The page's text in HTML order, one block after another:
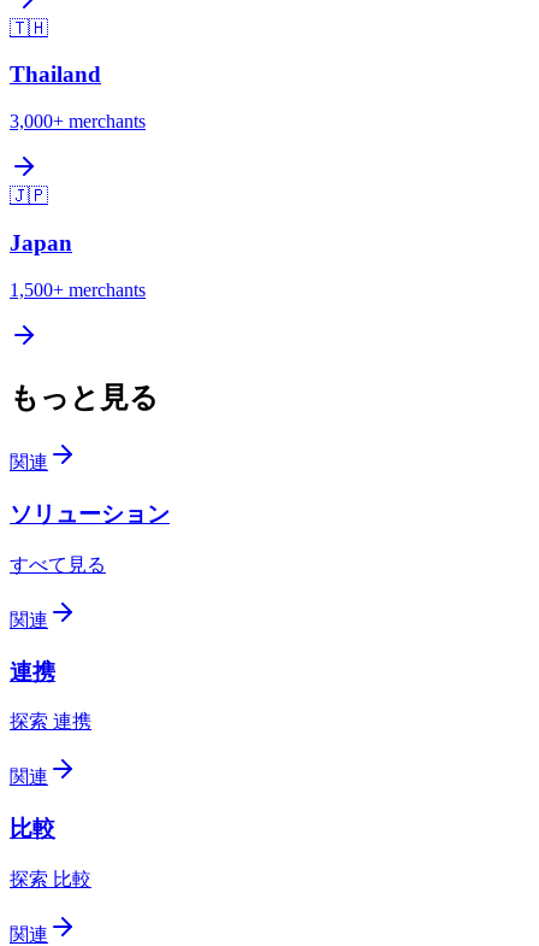
🇹🇭
Thailand
3,000+ merchants
🇯🇵
Japan
1,500+ merchants
もっと見る
関連
ソリューション
すべて見る
関連
連携
探索 連携
関連
比較
探索 比較
関連